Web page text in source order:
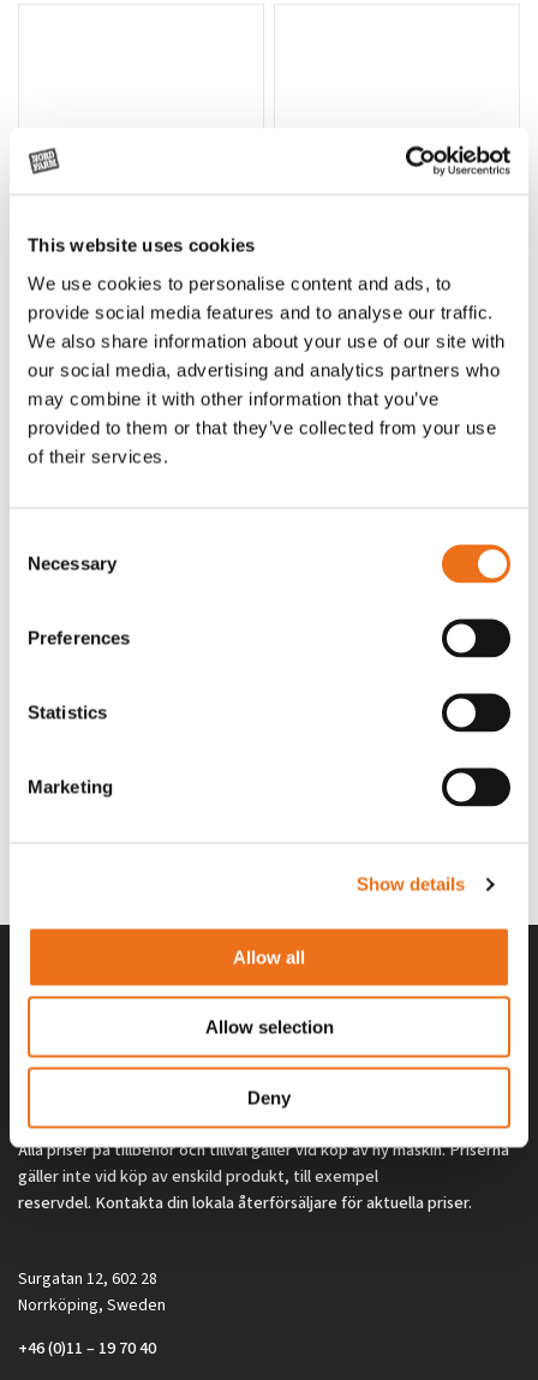
This website uses cookies
We use cookies to personalise content and ads, to
provide social media features and to analyse our traffic.
We also share information about your use of our site with
our social media, advertising and analytics partners who
may combine it with other information that you’ve
provided to them or that they’ve collected from your use
of their services.
Selection
Necessary
Preferences
Statistics
Marketing
Show details
Allow all
Allow selection
Deny
Lägg till i varukorg
T-shirt Avant barn grön 92 cm
G0007
90kr (ex. moms)
T-shirt Avant barn grön 104-110
cm
90 kr (ex. moms)
Lägg till i varukorg
stämpellogotyp Avant
T-shirt svart 2xl med avant-
(ex. moms)
Alla priser på tillbehör och tillval gäller vid köp av ny maskin. Priserna
gäller inte vid köp av enskild produkt, till exempel
reservdel. Kontakta din lokala återförsäljare för aktuella priser.
Surgatan 12, 602 28
Norrköping, Sweden
+46 (0)11 – 19 70 40